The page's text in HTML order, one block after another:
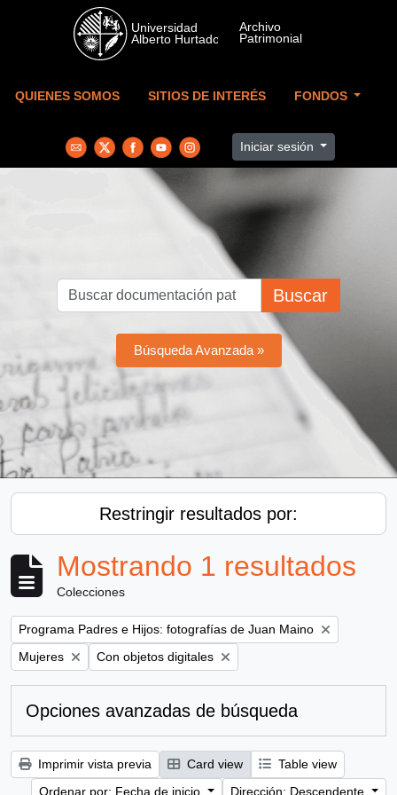
Skip to main content
QUIENES SOMOS SITIOS DE INTERÉS FONDOS
Iniciar sesión
Buscar
Búsqueda Avanzada »
Restringir resultados por:
Mostrando 1 resultados
Colecciones
Remove filter:
Programa Padres e Hijos: fotografías de Juan Maino
Remove filter:
Mujeres Remove filter:
Con objetos digitales
Opciones avanzadas de búsqueda
Imprimir vista previa Card view
Table view
Ordenar por: Fecha de inicio
Dirección: Descendente